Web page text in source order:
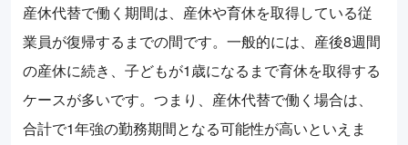
産休代替で働く期間は、産休や育休を取得している従
業員が復帰するまでの間です。一般的には、産後8週間
の産休に続き、子どもが1歳になるまで育休を取得する
ケースが多いです。つまり、産休代替で働く場合は、
合計で1年強の勤務期間となる可能性が高いといえま